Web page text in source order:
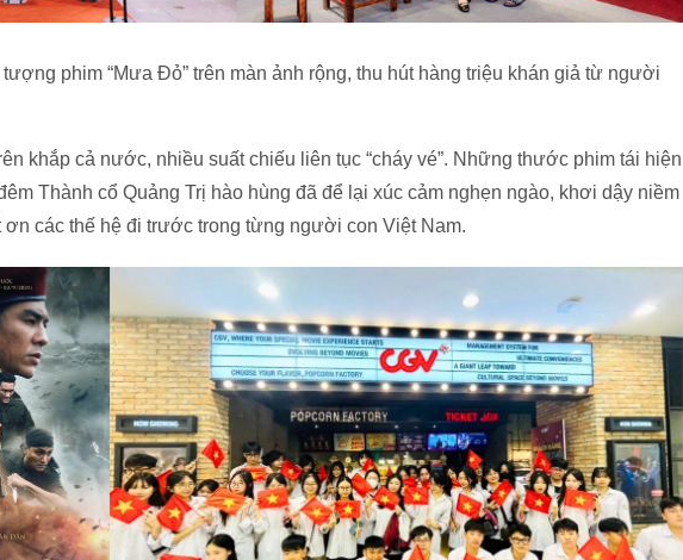
phim “Mưa Đỏ” trên màn ảnh rộng, thu hút hàng triệu khán giả từ người
khắp cả nước, nhiều suất chiếu liên tục “cháy vé”. Những thước phim tái hiện
Thành cổ Quảng Trị hào hùng đã để lại xúc cảm nghẹn ngào, khơi dậy niềm
ơn các thế hệ đi trước trong từng người con Việt Nam.